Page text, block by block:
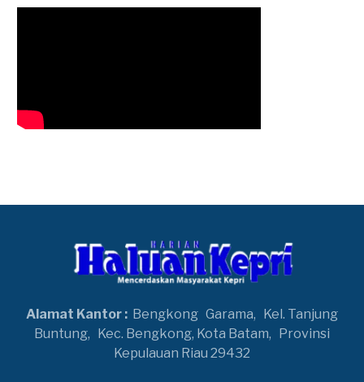
Alamat Kantor : Bengkong Garama,
Kel. Tanjung
Buntung,
Kec. Bengkong, Kota Batam,
Provinsi
Kepulauan Riau 29432